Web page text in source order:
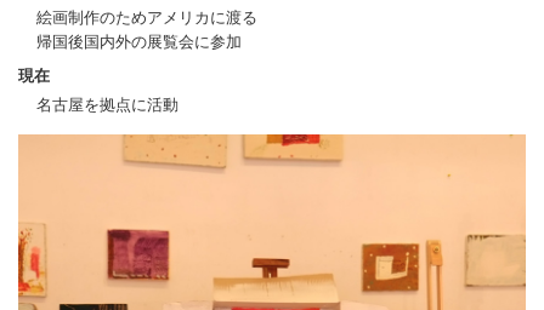
絵画制作のためアメリカに渡る
帰国後国内外の展覧会に参加
現在
名古屋を拠点に活動